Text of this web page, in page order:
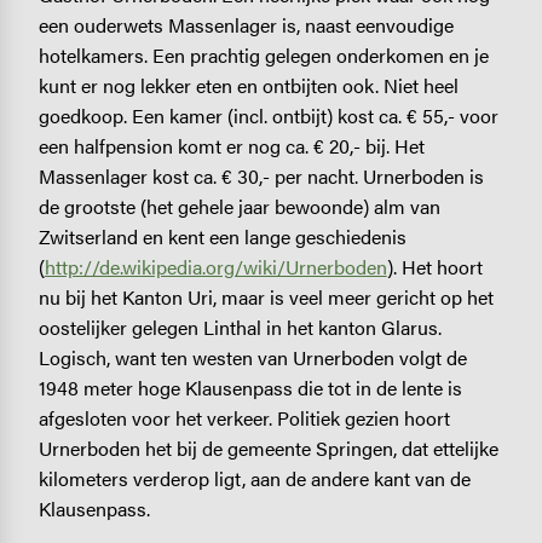
een ouderwets Massenlager is, naast eenvoudige
hotelkamers. Een prachtig gelegen onderkomen en je
kunt er nog lekker eten en ontbijten ook. Niet heel
goedkoop. Een kamer (incl. ontbijt) kost ca. € 55,- voor
een halfpension komt er nog ca. € 20,- bij. Het
Massenlager kost ca. € 30,- per nacht. Urnerboden is
de grootste (het gehele jaar bewoonde) alm van
Zwitserland en kent een lange geschiedenis
(http://de.wikipedia.org/wiki/Urnerboden). Het hoort
nu bij het Kanton Uri, maar is veel meer gericht op het
oostelijker gelegen Linthal in het kanton Glarus.
Logisch, want ten westen van Urnerboden volgt de
1948 meter hoge Klausenpass die tot in de lente is
afgesloten voor het verkeer. Politiek gezien hoort
Urnerboden het bij de gemeente Springen, dat ettelijke
kilometers verderop ligt, aan de andere kant van de
Klausenpass.